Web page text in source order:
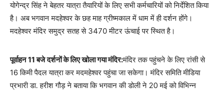
योगेन्द्र सिंह ने बेहतर यात्रा तैयारियों के लिए सभी कर्मचारियों को निर्देशित किया
है। अब भगवान मदहेश्वर के छह माह ग्रीष्मकाल में धाम में ही दर्शन होंगे।
मदहेश्वर मंदिर समुद्र सतह से 3470 मीटर ऊंचाई पर स्थित है।
पूर्वाहन 11 बजे दर्शनों के लिए खोला गया मंदिर:मंदिर तक पहुंचने के लिए रांसी से
16 किमी पैदल यात्रा कर मदमहेश्वर पहुंचा जा सकेगा। मंदिर समिति मीडिया
प्रभारी डा. हरीश गौड़ ने बताया कि भगवान की डोली ने 20 मई को विभिन्न